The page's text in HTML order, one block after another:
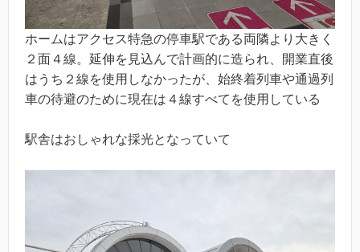
ホームはアクセス特急の停車駅である両隣より大きく
２面４線。延伸を見込んで計画的に造られ、開業直後
はうち２線を使用しなかったが、始終着列車や通過列
車の待避のために現在は４線すべてを使用している
駅舎はおしゃれな採光となっていて